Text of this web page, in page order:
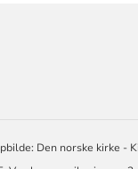
Den norske kirke -